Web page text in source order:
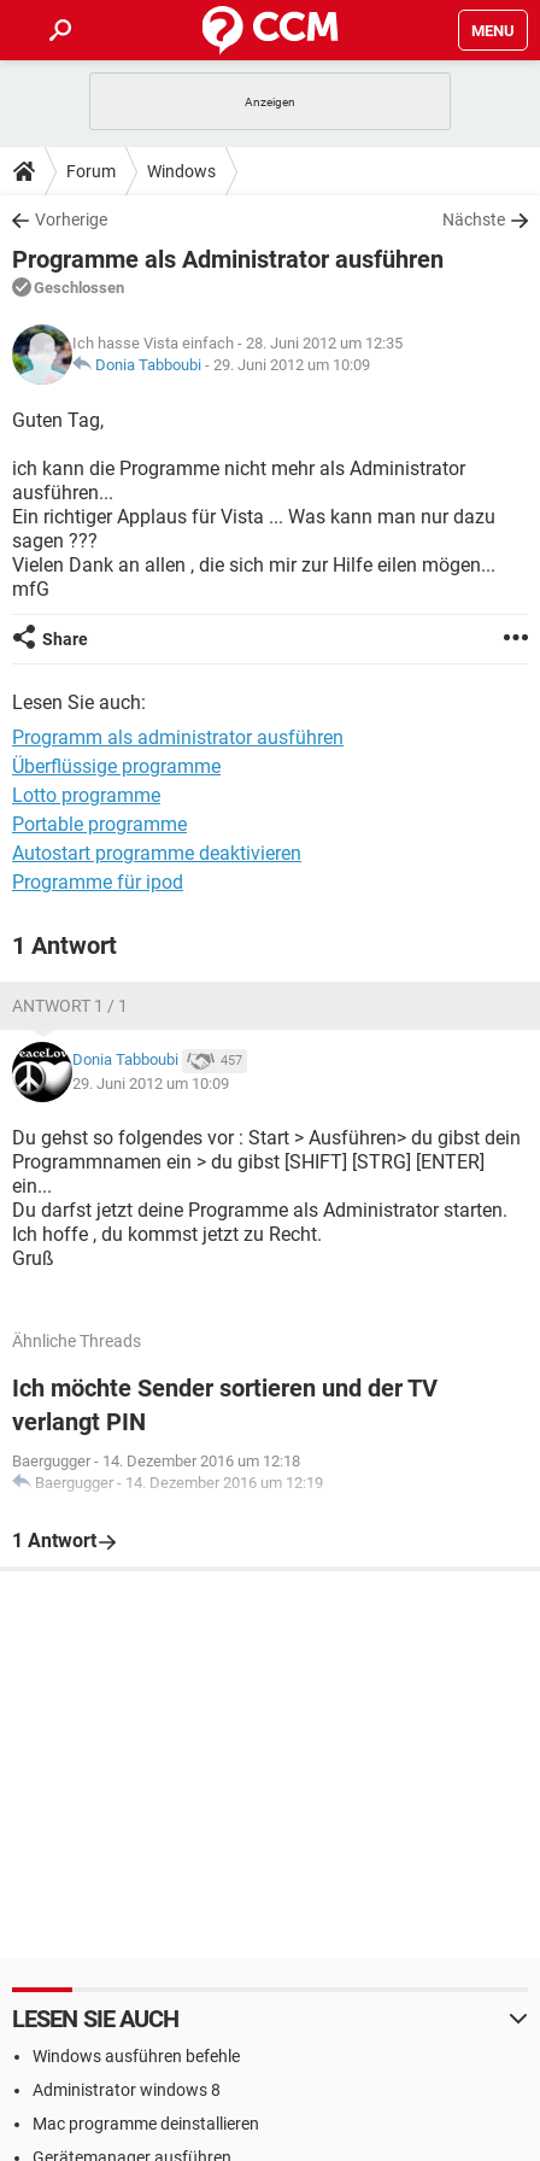
MENU
ANDROID
WINDOWS 10
WHATSAPP TIKTOK
FACEBOOK
TIPPS & TRICKS
SPIELE
WINDOWS 10
WHATSAPP
FACEBOOK HARDWARE
DOWNLOADS
SPIELE STREAMING
ANDROID
WINDOWS 10 INSTAGRAM
WHATSAPP
FACEBOOK
FORUM
SPIELE
ANDROID IOS
FACEBOOK
LEXIKON
SPIELE
ANDROID
WINDOWS 10 INSTAGRAM
WHATSAPP TIKTOK
FACEBOOK
Forum Windows
Vorherige Nächste
Programme als Administrator ausführen
Geschlossen
Ich hasse Vista einfach - 28. Juni 2012 um 12:35
Donia Tabboubi - 29. Juni 2012 um 10:09
Guten Tag,
ich kann die Programme nicht mehr als Administrator
ausführen...
Ein richtiger Applaus für Vista ... Was kann man nur dazu
sagen ???
Vielen Dank an allen , die sich mir zur Hilfe eilen mögen...
mfG
Share
Lesen Sie auch:
Programm als administrator ausführen
Überflüssige programme
Lotto programme
Portable programme
Autostart programme deaktivieren
Programme für ipod
1 Antwort
ANTWORT 1 / 1
Donia Tabboubi 457
29. Juni 2012 um 10:09
Du gehst so folgendes vor : Start > Ausführen> du gibst dein
Programmnamen ein > du gibst [SHIFT] [STRG] [ENTER]
ein...
Du darfst jetzt deine Programme als Administrator starten.
Ich hoffe , du kommst jetzt zu Recht.
Gruß
Ähnliche Threads
Ich möchte Sender sortieren und der TV
verlangt PIN
Baergugger - 14. Dezember 2016 um 12:18
Baergugger - 14. Dezember 2016 um 12:19
1 Antwort
LESEN SIE AUCH
Windows ausführen befehle
Administrator windows 8
Mac programme deinstallieren